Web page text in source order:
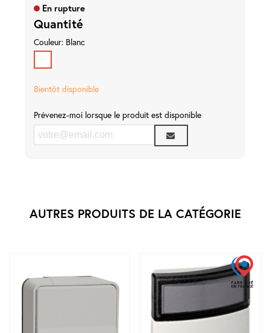
Pros
Nouveautés
Promos
Meilleures
Ventes
Conseils
En rupture
Quantité
Couleur: Blanc
Bientôt disponible
Prévenez-moi lorsque le produit est disponible